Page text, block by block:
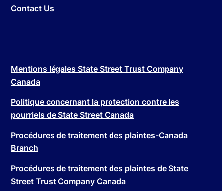
Contact Us
Mentions légales State Street Trust Company
Canada
Politique concernant la protection contre les
pourriels de State Street Canada
Procédures de traitement des plaintes-Canada
Branch
Procédures de traitement des plaintes de State
Street Trust Company Canada